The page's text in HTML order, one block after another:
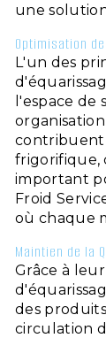
une
Optimisation
L'un des
l'espace
contribuent
frigorifique,
important
Froid
où chaque
Maintien de la
Grâce à
des
circulation